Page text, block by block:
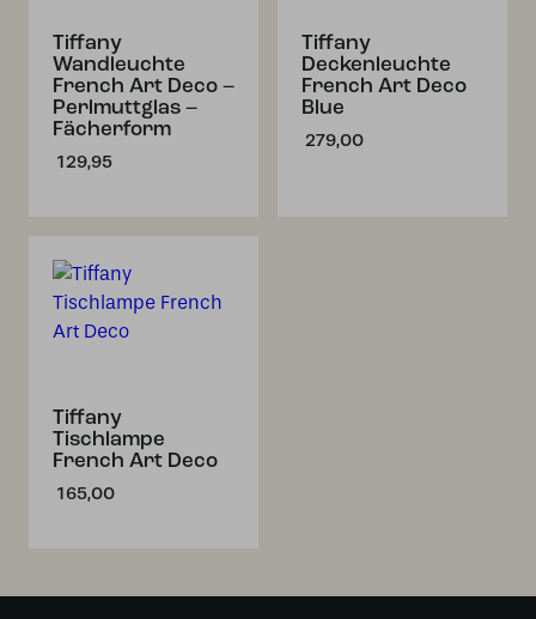
Tiffany
Wandleuchte
French Art Deco –
Perlmuttglas –
Fächerform
129,95
Tiffany
Deckenleuchte
French Art Deco
Blue
279,00
Tiffany
Tischlampe
French Art Deco
165,00